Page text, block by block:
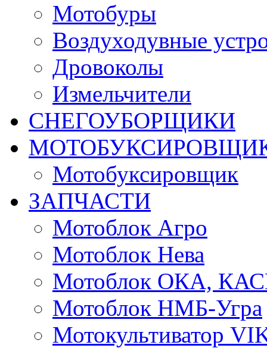
Мотобуры
Воздуходувные
Дровоколы
Измельчители
СНЕГОУБОРЩИКИ
Мотобуксировщик
ЗАПЧАСТИ
Мотоблок Агро
Мотоблок Нева
Мотоблок ОКА,
Мотоблок НМБ-Угра
Мотокультиватор